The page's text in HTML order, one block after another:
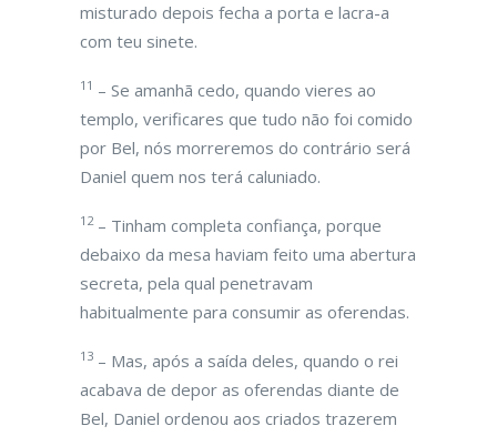
misturado depois fecha a porta e lacra-a
com teu sinete.
11 – Se amanhã cedo, quando vieres ao
templo, verificares que tudo não foi comido
por Bel, nós morreremos do contrário será
Daniel quem nos terá caluniado.
12– Tinham completa confiança, porque
debaixo da mesa haviam feito uma abertura
secreta, pela qual penetravam
habitualmente para consumir as oferendas.
13 – Mas, após a saída deles, quando o rei
acabava de depor as oferendas diante de
Bel, Daniel ordenou aos criados trazerem